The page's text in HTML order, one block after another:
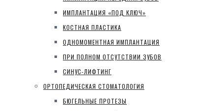
ИМПЛАНТАЦИЯ «ПОД КЛЮЧ»
КОСТНАЯ ПЛАСТИКА
ОДНОМОМЕНТНАЯ ИМПЛАНТАЦИЯ
ПРИ ПОЛНОМ ОТСУТСТВИИ ЗУБОВ
СИНУС-ЛИФТИНГ
ОРТОПЕДИЧЕСКАЯ СТОМАТОЛОГИЯ
БЮГЕЛЬНЫЕ ПРОТЕЗЫ